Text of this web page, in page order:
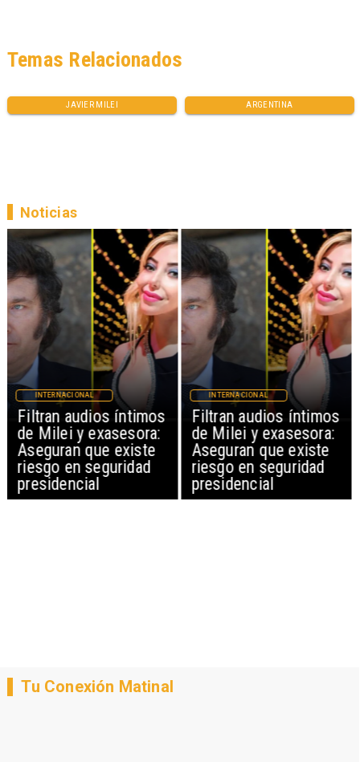
JAVIER MILEI ARGENTINA
Temas Relacionados
Filtran audios íntimos
de Milei y exasesora:
Aseguran que existe
riesgo en seguridad
presidencial
INTERNACIONAL
Filtran audios íntimos
de Milei y exasesora:
Aseguran que existe
riesgo en seguridad
presidencial
INTERNACIONAL
Noticias
Tu Conexión Matinal